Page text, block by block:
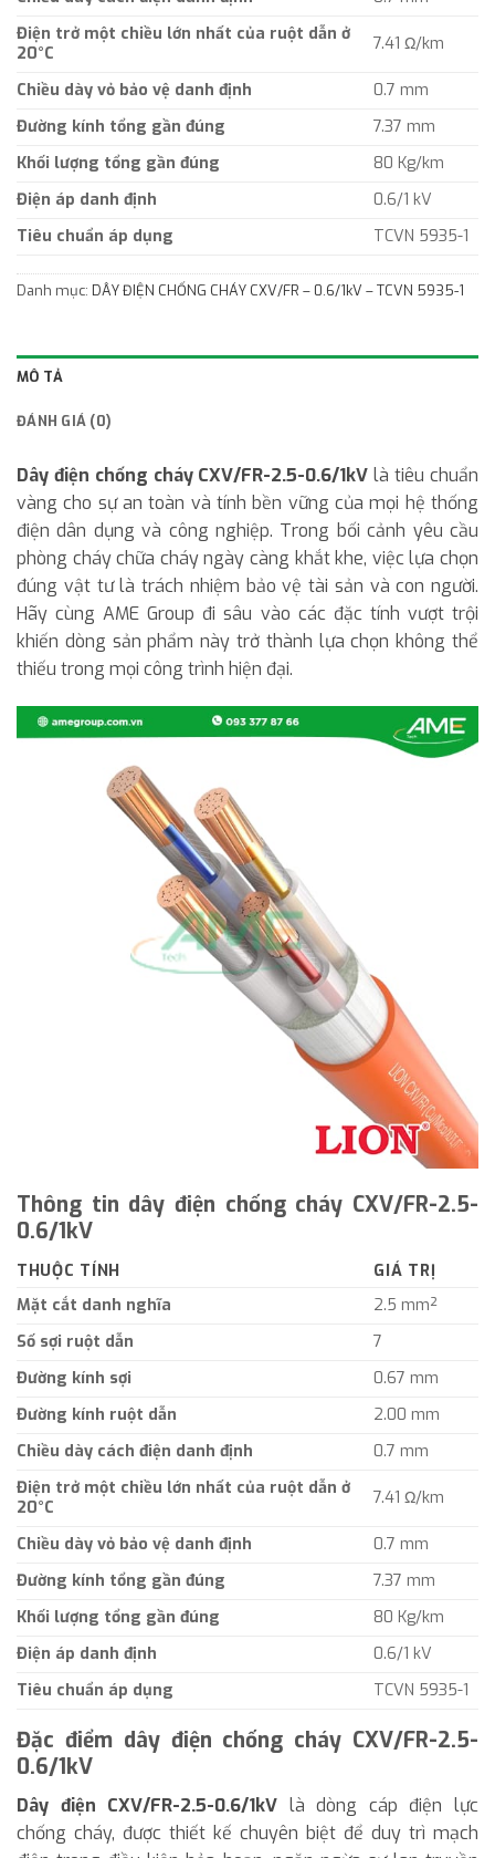
Điện trở một chiều lớn nhất của ruột dẫn ở
20°C
7.41 Ω/km
Chiều dày vỏ bảo vệ danh định
0.7 mm
Đường kính tổng gần đúng
7.37 mm
Khối lượng tổng gần đúng
80 Kg/km
Điện áp danh định
0.6/1 kV
Tiêu chuẩn áp dụng
TCVN 5935-1
Danh mục: DÂY ĐIỆN CHỐNG CHÁY CXV/FR – 0.6/1kV – TCVN 5935-1
MÔ TẢ
ĐÁNH GIÁ (0)
Dây điện chống cháy CXV/FR-2.5-0.6/1kV là tiêu chuẩn
vàng cho sự an toàn và tính bền vững của mọi hệ thống
điện dân dụng và công nghiệp. Trong bối cảnh yêu cầu
phòng cháy chữa cháy ngày càng khắt khe, việc lựa chọn
đúng vật tư là trách nhiệm bảo vệ tài sản và con người.
Hãy cùng AME Group đi sâu vào các đặc tính vượt trội
khiến dòng sản phẩm này trở thành lựa chọn không thể
thiếu trong mọi công trình hiện đại.
Thông tin dây điện chống cháy CXV/FR-2.5-
0.6/1kV
THUỘC TÍNH
GIÁ TRỊ
Mặt cắt danh nghĩa
2.5 mm²
Số sợi ruột dẫn
7
Đường kính sợi
0.67 mm
Đường kính ruột dẫn
2.00 mm
Chiều dày cách điện danh định
0.7 mm
Điện trở một chiều lớn nhất của ruột dẫn ở
20°C
7.41 Ω/km
Chiều dày vỏ bảo vệ danh định
0.7 mm
Đường kính tổng gần đúng
7.37 mm
Khối lượng tổng gần đúng
80 Kg/km
Điện áp danh định
0.6/1 kV
Tiêu chuẩn áp dụng
TCVN 5935-1
Đặc điểm dây điện chống cháy CXV/FR-2.5-
0.6/1kV
Dây điện CXV/FR-2.5-0.6/1kV là dòng cáp điện lực
chống cháy, được thiết kế chuyên biệt để duy trì mạch